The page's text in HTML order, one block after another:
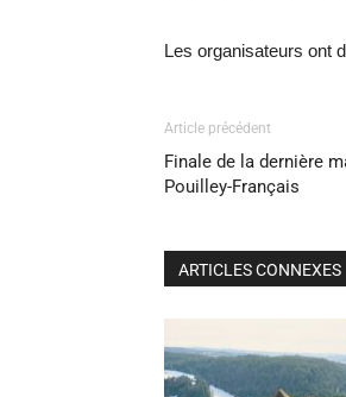
Les organisateurs ont
Article précédent
Finale de la dernière
Pouilley-Français
ARTICLES CONNEXES